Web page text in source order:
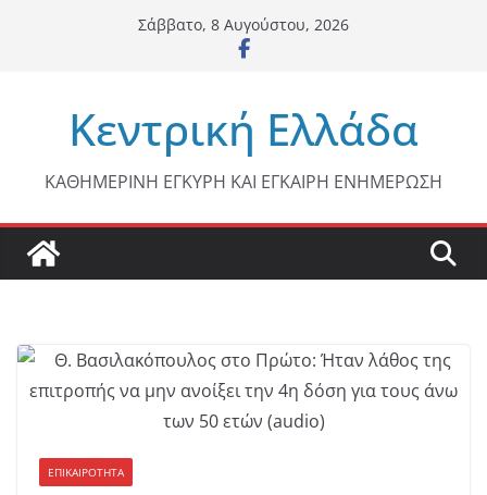
Σάββατο, 8 Αυγούστου, 2026
Κεντρική Ελλάδα
ΚΑΘΗΜΕΡΙΝΗ ΕΓΚΥΡΗ ΚΑΙ ΕΓΚΑΙΡΗ ΕΝΗΜΕΡΩΣΗ
ΕΠΙΚΑΙΡΟΤΗΤΑ